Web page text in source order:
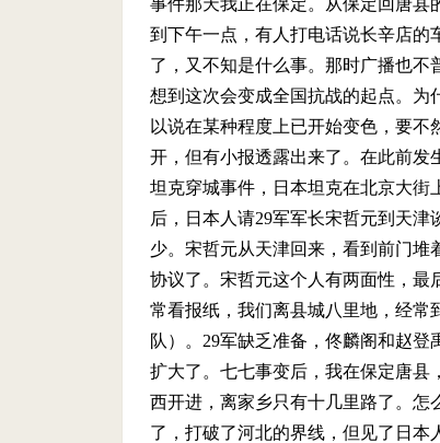
事件那天我正在保定。从保定回唐县
到下午一点，有人打电话说长辛店的
了，又不知是什么事。那时广播也
想到这次会变成全国抗战的起点。为
以说在某种程度上已开始变色，要
开，但有小报透露出来了。在此前发
坦克穿城事件，日本坦克在北京大街
后，日本人请29军军长宋哲元到天
少。宋哲元从天津回来，看到前门
协议了。宋哲元这个人有两面性，最
常看报纸，我们离县城八里地，经常
队）。29军缺乏准备，佟麟阁和赵
扩大了。七七事变后，我在保定唐县
西开进，离家乡只有十几里路了。怎
了，打破了河北的界线，但见了日